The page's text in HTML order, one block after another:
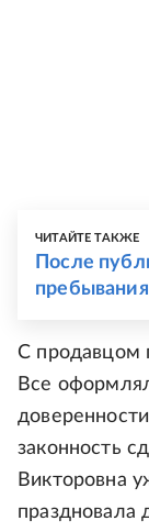
ЧИТАЙТЕ ТАКЖЕ
После
С продавцом
Все
законность
Викторовна
праздновала